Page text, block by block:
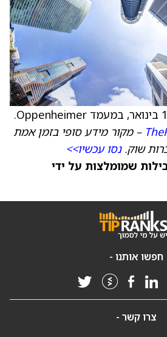
– מקור מידע סופי בזמן אמת
שוק.נסו עכשיו>>
שמומלצות על ידי
חפשו אותנו -
צרו קשר -